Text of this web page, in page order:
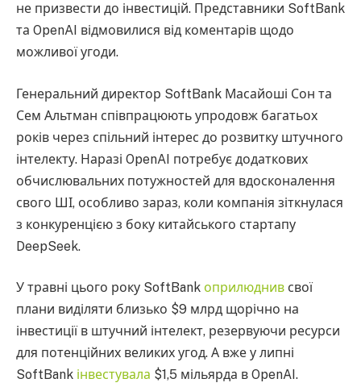
не призвести до інвестицій. Представники SoftBank
та OpenAI відмовилися від коментарів щодо
можливої угоди.
Генеральний директор SoftBank Масайоші Сон та
Сем Альтман співпрацюють упродовж багатьох
років через спільний інтерес до розвитку штучного
інтелекту. Наразі OpenAI потребує додаткових
обчислювальних потужностей для вдосконалення
свого ШІ, особливо зараз, коли компанія зіткнулася
з конкуренцією з боку китайського стартапу
DeepSeek.
У травні цього року SoftBank оприлюднив свої
плани виділяти близько $9 млрд щорічно на
інвестиції в штучний інтелект, резервуючи ресурси
для потенційних великих угод. А вже у липні
SoftBank інвестувала $1,5 мільярда в OpenAI.